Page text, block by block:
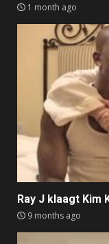
1 month ago
Ray J klaagt Kim
9 months ago